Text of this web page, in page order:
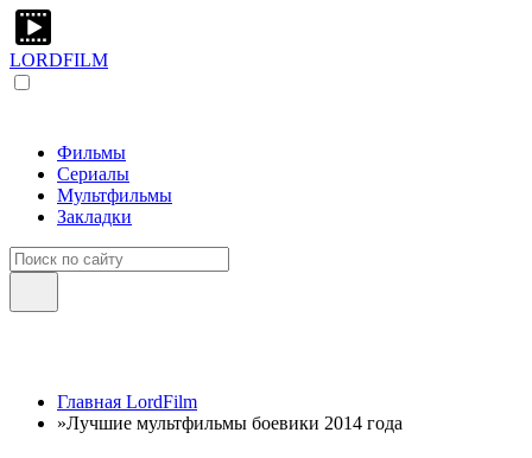
LORDFILM
Фильмы
Сериалы
Мультфильмы
Закладки
Главная LordFilm
»Лучшие мультфильмы боевики 2014 года